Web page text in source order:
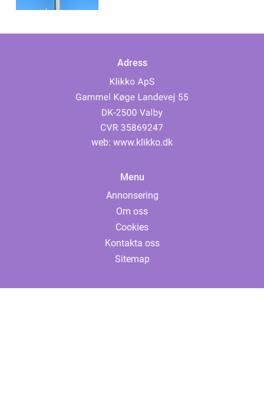
Adress
web: www.klikko.dk
Menu
Annonsering
Om oss
Cookies
Kontakta oss
Sitemap